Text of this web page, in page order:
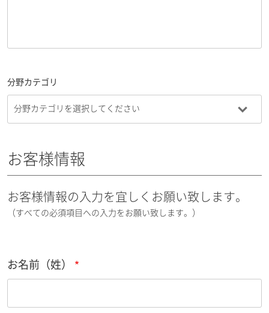
分野カテゴリ
お客様情報
お客様情報の入力を宜しくお願い致します。
（すべての必須項目への入力をお願い致します。）
お名前（姓）